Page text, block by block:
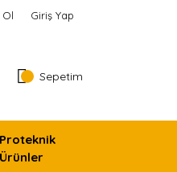
Ol Giriş Yap
Sepetim
Proteknik
Ürünler